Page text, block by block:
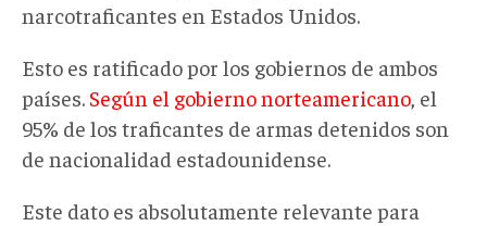
narcotraficantes en Estados Unidos.
Esto es ratificado por los gobiernos de ambos
países. Según el gobierno norteamericano, el
95% de los traficantes de armas detenidos son
de nacionalidad estadounidense.
Este dato es absolutamente relevante para